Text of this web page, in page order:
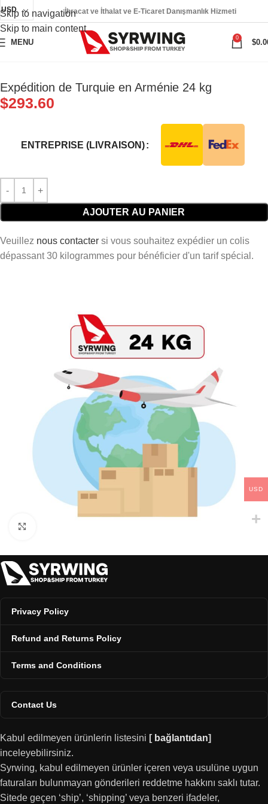
Skip to navigation
Skip to main content
USD İhracat ve İthalat ve E-Ticaret Danışmanlık Hizmeti
MENU
0
$
Expédition de Turquie en Arménie 24 kg
$293.60
ENTREPRISE (LIVRAISON)
AJOUTER AU PANIER
Veuillez nous contacter si vous souhaitez expédier un colis
dépassant 30 kilogrammes pour bénéficier d'un tarif spécial.
Privacy Policy
Refund and Returns Policy
Terms and Conditions
Contact Us
Kabul edilmeyen ürünlerin listesini [ bağlantıdan]
inceleyebilirsiniz.
Syrwing, kabul edilmeyen ürünler içeren veya usulüne uygun
faturaları bulunmayan gönderileri reddetme hakkını saklı tutar.
Sitede geçen ‘ship’, ‘shipping’ veya benzeri ifadeler,
USD